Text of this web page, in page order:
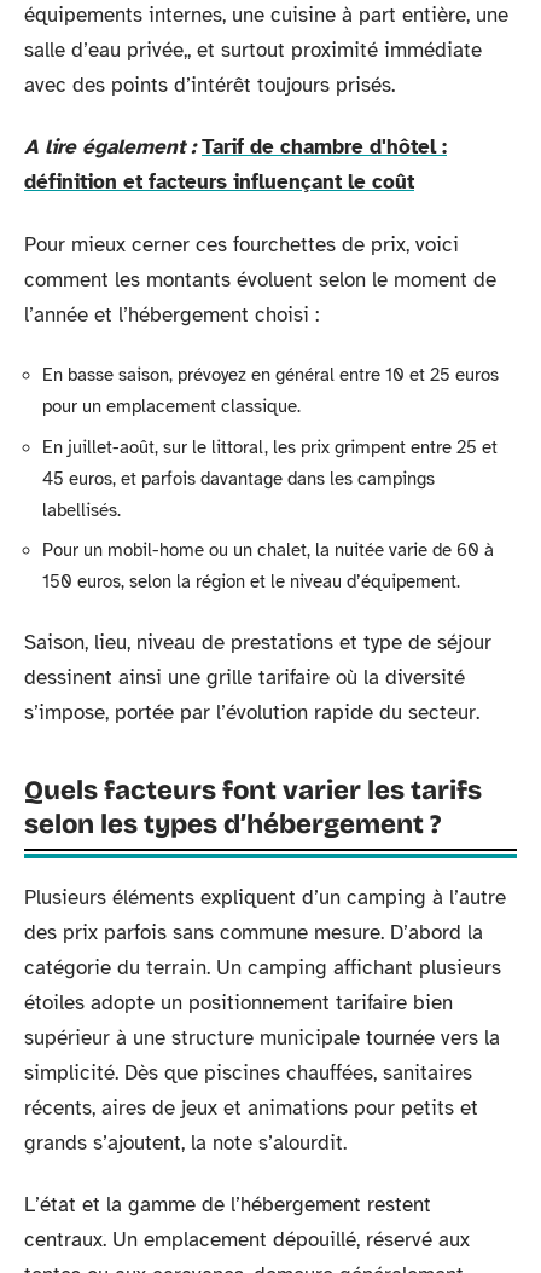
équipements internes, une cuisine à part entière, une
salle d’eau privée,, et surtout proximité immédiate
avec des points d’intérêt toujours prisés.
A lire également : Tarif de chambre d'hôtel :
définition et facteurs influençant le coût
Pour mieux cerner ces fourchettes de prix, voici
comment les montants évoluent selon le moment de
l’année et l’hébergement choisi :
En basse saison, prévoyez en général entre 10 et 25 euros
pour un emplacement classique.
En juillet-août, sur le littoral, les prix grimpent entre 25 et
45 euros, et parfois davantage dans les campings
labellisés.
Pour un mobil-home ou un chalet, la nuitée varie de 60 à
150 euros, selon la région et le niveau d’équipement.
Saison, lieu, niveau de prestations et type de séjour
dessinent ainsi une grille tarifaire où la diversité
s’impose, portée par l’évolution rapide du secteur.
Quels facteurs font varier les tarifs
selon les types d’hébergement ?
Plusieurs éléments expliquent d’un camping à l’autre
des prix parfois sans commune mesure. D’abord la
catégorie du terrain. Un camping affichant plusieurs
étoiles adopte un positionnement tarifaire bien
supérieur à une structure municipale tournée vers la
simplicité. Dès que piscines chauffées, sanitaires
récents, aires de jeux et animations pour petits et
grands s’ajoutent, la note s’alourdit.
L’état et la gamme de l’hébergement restent
centraux. Un emplacement dépouillé, réservé aux